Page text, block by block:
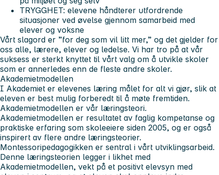
TRYGGHET: elevene håndterer utfordrende
situasjoner ved øvelse gjennom samarbeid med
elever og voksne
Vårt slagord er ”for deg som vil litt mer,” og det gjelder for
oss alle, lærere, elever og ledelse. Vi har tro på at vår
suksess er sterkt knyttet til vårt valg om å utvikle skoler
som er annerledes enn de fleste andre skoler.
Akademietmodellen
I Akademiet er elevenes læring målet for alt vi gjør, slik at
eleven er best mulig forberedt til å møte fremtiden.
Akademietmodellen er vår læringsteori.
Akademietmodellen er resultatet av faglig kompetanse og
praktiske erfaring som skoleeiere siden 2005, og er også
inspirert av flere andre læringsteorier.
Montessoripedagogikken er sentral i vårt utviklingsarbeid.
Denne læringsteorien legger i likhet med
Akademietmodellen, vekt på et positivt elevsyn med